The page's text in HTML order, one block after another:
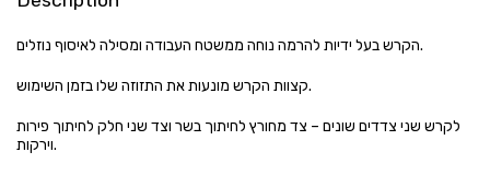
הקרש בעל ידיות להרמה נוחה ממשטח העבודה ומסילה לאיסוף נוזלים.
קצוות הקרש מונעות את התזוזה שלו בזמן השימוש.
לקרש שני צדדים שונים – צד מחורץ לחיתוך בשר וצד שני חלק לחיתוך פירות
וירקות.